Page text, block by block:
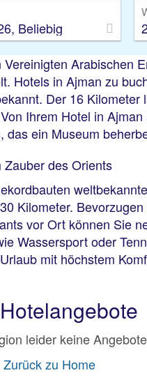
Beliebig
Arabischen
Hotels in Ajman zu
Der 16
Ihrem Hotel in
das ein Museum
des Orients
weltbekannte
Kilometer.
vor Ort können Sie
Wassersport oder
mit höchstem
leider keine
Zurück zu Home